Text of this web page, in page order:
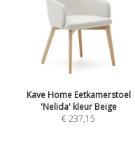
Kave Home Eetkamerstoel
'Nelida' kleur Beige
€ 237,15